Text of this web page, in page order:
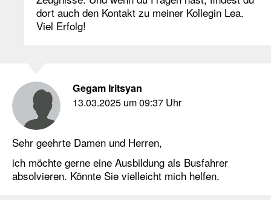
dort auch den Kontakt zu meiner Kollegin Lea.
Viel Erfolg!
Gegam Iritsyan
13.03.2025 um 09:37 Uhr
Sehr geehrte Damen und Herren,
ich möchte gerne eine Ausbildung als Busfahrer
absolvieren. Könnte Sie vielleicht mich helfen.